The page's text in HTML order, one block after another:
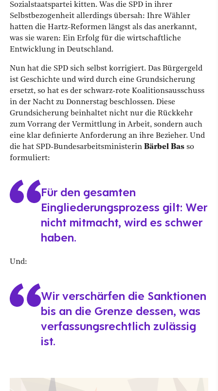
Sozialstaatspartei kitten. Was die SPD in ihrer
Selbstbezogenheit allerdings übersah: Ihre Wähler
hatten die Hartz-Reformen längst als das anerkannt,
was sie waren: Ein Erfolg für die wirtschaftliche
Entwicklung in Deutschland.
Nun hat die SPD sich selbst korrigiert. Das Bürgergeld
ist Geschichte und wird durch eine Grundsicherung
ersetzt, so hat es der schwarz-rote Koalitionsausschuss
in der Nacht zu Donnerstag beschlossen. Diese
Grundsicherung beinhaltet nicht nur die Rückkehr
zum Vorrang der Vermittlung in Arbeit, sondern auch
eine klar definierte Anforderung an ihre Bezieher. Und
die hat SPD-Bundesarbeitsministerin Bärbel Bas so
formuliert:
Für den gesamten
Eingliederungsprozess gilt: Wer
nicht mitmacht, wird es schwer
haben.
Und:
Wir verschärfen die Sanktionen
bis an die Grenze dessen, was
verfassungsrechtlich zulässig
ist.